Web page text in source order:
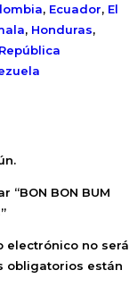
, Ecuador, El
, Honduras,
República
“BON BON BUM
electrónico no será
obligatorios están